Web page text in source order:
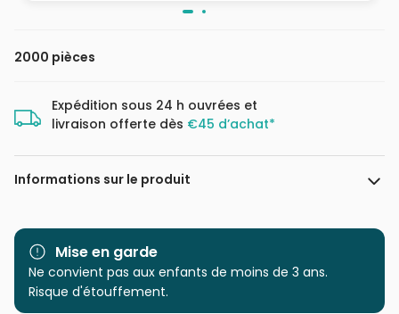
2000 pièces
Expédition sous 24 h ouvrées et
livraison offerte dès €45 d’achat*
Informations sur le produit
Marque
Castorland, les puzzles
Catégorie
Mise en garde
Ne convient pas aux enfants de moins de 3 ans.
Risque d'étouffement.